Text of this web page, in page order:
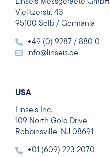
Linseis Messgeraete GmbH
Vielitzerstr. 43
95100 Selb / Germania
+49 (0) 9287 / 880 0
info@linseis.de
USA
Linseis Inc.
109 North Gold Drive
Robbinsville, NJ 08691
+01 (609) 223 2070